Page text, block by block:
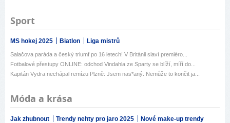
Sport
MS hokej 2025 Biatlon Liga mistrů
Salačova paráda a český triumf po 16 letech! V Británii slaví premiéro...
Fotbalové přestupy ONLINE: odchod Vindahla ze Sparty se blíží, míří do...
Kapitán Vydra nechápal remízu Plzně: Jsem nas*aný. Nemůže to končit ja...
Móda a krása
Jak zhubnout Trendy nehty pro jaro 2025 Nové make-up trendy